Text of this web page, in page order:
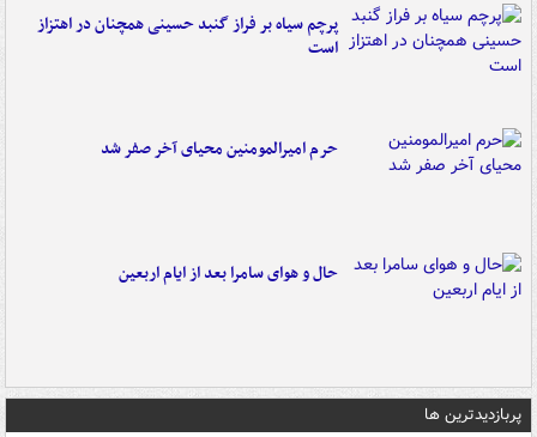
پرچم سیاه بر فراز گنبد حسینی همچنان در اهتزاز
است
حرم امیرالمومنین محیای آخر صفر شد
حال و هوای سامرا بعد از ایام اربعین
پربازدیدترین ها